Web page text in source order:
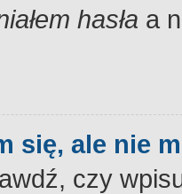
hasła a
się, ale nie
czy